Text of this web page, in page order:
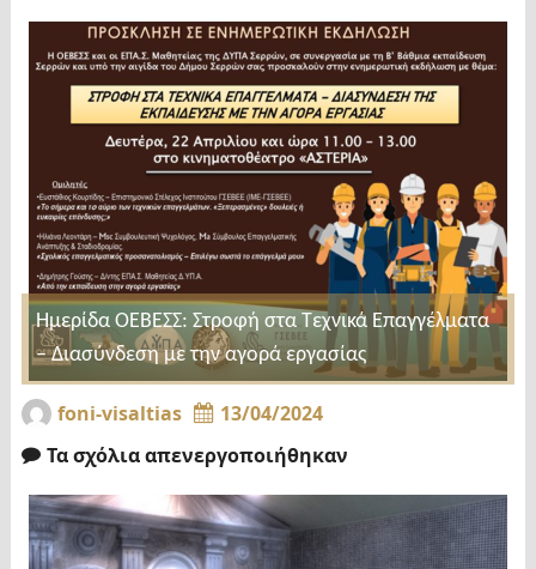
Ημερίδα ΟΕΒΕΣΣ: Στροφή στα Τεχνικά Επαγγέλματα
– Διασύνδεση με την αγορά εργασίας
foni-visaltias
13/04/2024
Τα σχόλια απενεργοποιήθηκαν